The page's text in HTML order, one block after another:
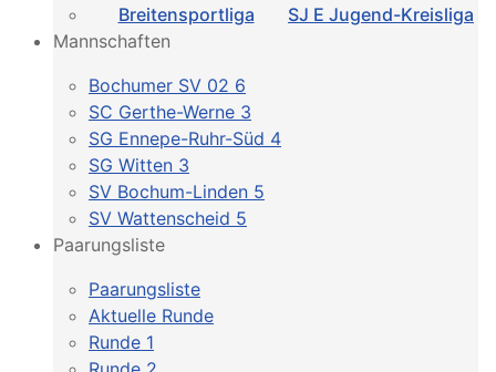
Breitensportliga
SJ E Jugend-Kreisliga
Mannschaften
Bochumer SV 02 6
SC Gerthe-Werne 3
SG Ennepe-Ruhr-Süd 4
SG Witten 3
SV Bochum-Linden 5
SV Wattenscheid 5
Paarungsliste
Paarungsliste
Aktuelle Runde
Runde 1